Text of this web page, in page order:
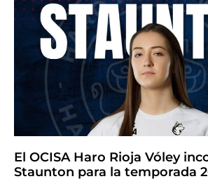
El OCISA Haro Rioja Vóley
Staunton para la temporada